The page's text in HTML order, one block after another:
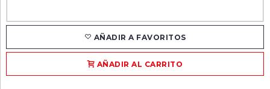
AÑADIR A FAVORITOS
AÑADIR AL CARRITO